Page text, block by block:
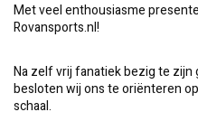
Met veel enthousiasme
Rovansports.nl!
Na zelf vrij fanatiek bezig te
besloten wij ons te oriënteren
schaal.